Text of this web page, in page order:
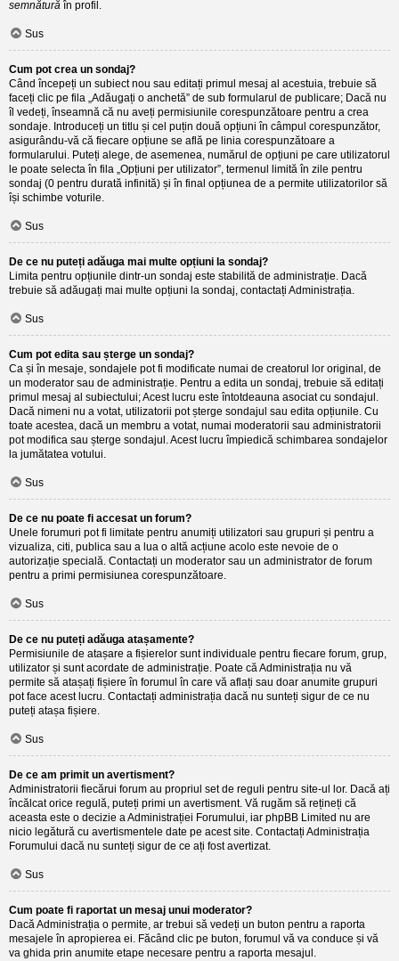
semnătură în profil.
Sus
Cum pot crea un sondaj?
Când începeți un subiect nou sau editați primul mesaj al acestuia, trebuie să
faceți clic pe fila „Adăugați o anchetă” de sub formularul de publicare; Dacă nu
îl vedeți, înseamnă că nu aveți permisiunile corespunzătoare pentru a crea
sondaje. Introduceți un titlu și cel puțin două opțiuni în câmpul corespunzător,
asigurându-vă că fiecare opțiune se află pe linia corespunzătoare a
formularului. Puteți alege, de asemenea, numărul de opțiuni pe care utilizatorul
le poate selecta în fila „Opțiuni per utilizator”, termenul limită în zile pentru
sondaj (0 pentru durată infinită) și în final opțiunea de a permite utilizatorilor să
își schimbe voturile.
Sus
De ce nu puteți adăuga mai multe opțiuni la sondaj?
Limita pentru opțiunile dintr-un sondaj este stabilită de administrație. Dacă
trebuie să adăugați mai multe opțiuni la sondaj, contactați Administrația.
Sus
Cum pot edita sau șterge un sondaj?
Ca și în mesaje, sondajele pot fi modificate numai de creatorul lor original, de
un moderator sau de administrație. Pentru a edita un sondaj, trebuie să editați
primul mesaj al subiectului; Acest lucru este întotdeauna asociat cu sondajul.
Dacă nimeni nu a votat, utilizatorii pot șterge sondajul sau edita opțiunile. Cu
toate acestea, dacă un membru a votat, numai moderatorii sau administratorii
pot modifica sau șterge sondajul. Acest lucru împiedică schimbarea sondajelor
la jumătatea votului.
Sus
De ce nu poate fi accesat un forum?
Unele forumuri pot fi limitate pentru anumiți utilizatori sau grupuri și pentru a
vizualiza, citi, publica sau a lua o altă acțiune acolo este nevoie de o
autorizație specială. Contactați un moderator sau un administrator de forum
pentru a primi permisiunea corespunzătoare.
Sus
De ce nu puteți adăuga atașamente?
Permisiunile de atașare a fișierelor sunt individuale pentru fiecare forum, grup,
utilizator și sunt acordate de administrație. Poate că Administrația nu vă
permite să atașați fișiere în forumul în care vă aflați sau doar anumite grupuri
pot face acest lucru. Contactați administrația dacă nu sunteți sigur de ce nu
puteți atașa fișiere.
Sus
De ce am primit un avertisment?
Administratorii fiecărui forum au propriul set de reguli pentru site-ul lor. Dacă ați
încălcat orice regulă, puteți primi un avertisment. Vă rugăm să rețineți că
aceasta este o decizie a Administrației Forumului, iar phpBB Limited nu are
nicio legătură cu avertismentele date pe acest site. Contactați Administrația
Forumului dacă nu sunteți sigur de ce ați fost avertizat.
Sus
Cum poate fi raportat un mesaj unui moderator?
Dacă Administrația o permite, ar trebui să vedeți un buton pentru a raporta
mesajele în apropierea ei. Făcând clic pe buton, forumul vă va conduce și vă
va ghida prin anumite etape necesare pentru a raporta mesajul.